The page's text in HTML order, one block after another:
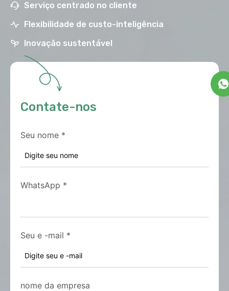
Serviço centrado no cliente
Flexibilidade de custo-inteligência
Inovação sustentável
Contate-nos
Seu nome *
WhatsApp *
Seu e -mail *
nome da empresa